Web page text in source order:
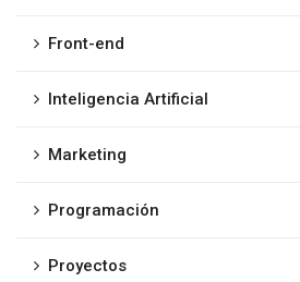
Front-end
Inteligencia Artificial
Marketing
Programación
Proyectos